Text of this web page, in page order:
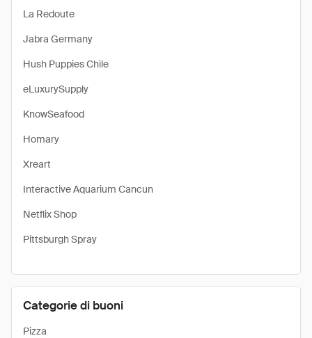
La Redoute
Jabra Germany
Hush Puppies Chile
eLuxurySupply
KnowSeafood
Homary
Xreart
Interactive Aquarium Cancun
Netflix Shop
Pittsburgh Spray
Categorie di buoni
Pizza